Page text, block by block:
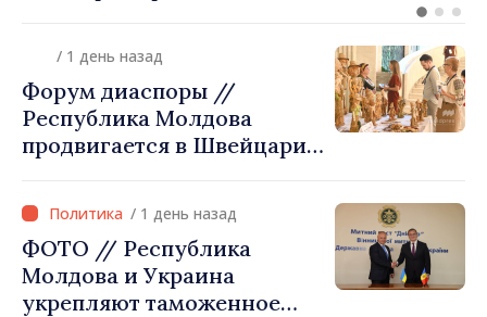
утвердил окончательное
решение
/ 1 день назад
Форум диаспоры //
Республика Молдова
продвигается в Швейцарии
и экспорт
/ 1 день назад
ФОТО // Республика
Молдова и Украина
укрепляют таможенное